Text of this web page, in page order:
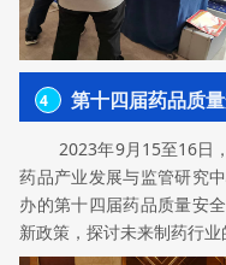
4 第十四届药品质
2023年9月15至16日
药品产业发展与监管研究
办的第十四届药品质量安
新政策，探讨未来制药行业